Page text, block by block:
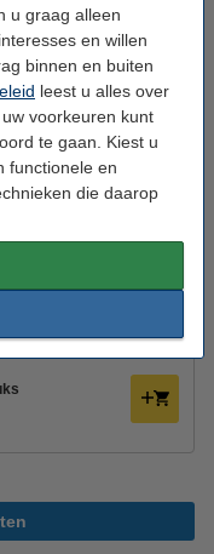
u graag alleen
en willen
binnen en buiten
leest u alles over
voorkeuren kunt
te gaan. Kiest u
functionele en
die daarop